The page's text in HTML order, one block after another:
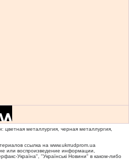
цветная металлургия, черная металлургия,
ссылка на www.ukrrudprom.ua
или воспроизведение информации,
Україна", "Українськi Новини" в каком-либо